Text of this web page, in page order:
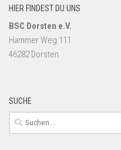
HIER FINDEST DU UNS
BSC Dorsten e.V.
Hammer Weg 111
46282 Dorsten
SUCHE
Suchen
nach: